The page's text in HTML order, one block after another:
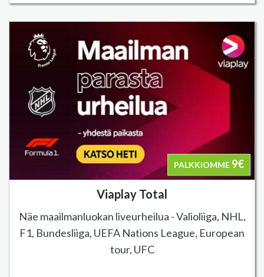
PALKKIOMME 9€
Viaplay Total
Näe maailmanluokan liveurheilua - Valioliiga, NHL,
F1, Bundesliiga, UEFA Nations League, European
tour, UFC